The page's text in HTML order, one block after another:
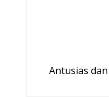
Antusias